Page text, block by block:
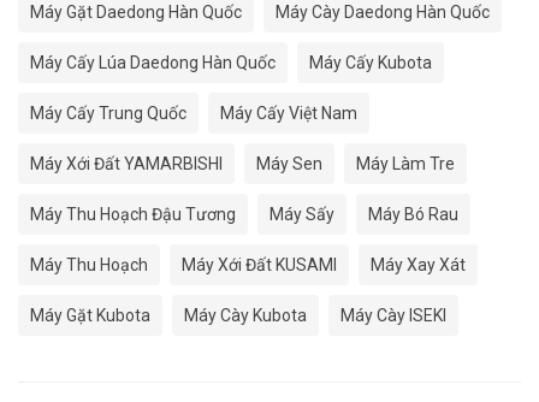
Máy Gặt Daedong Hàn Quốc Máy Cày Daedong Hàn Quốc
Máy Cấy Lúa Daedong Hàn Quốc Máy Cấy Kubota
Máy Cấy Trung Quốc Máy Cấy Việt Nam
Máy Xới Đất YAMARBISHI Máy Sen Máy Làm Tre
Máy Thu Hoạch Đậu Tương Máy Sấy Máy Bó Rau
Máy Thu Hoạch Máy Xới Đất KUSAMI Máy Xay Xát
Máy Gặt Kubota Máy Cày Kubota Máy Cày ISEKI